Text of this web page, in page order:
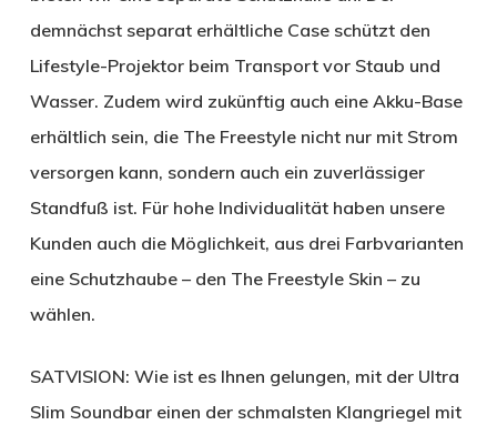
demnächst separat erhältliche Case schützt den
Lifestyle-Projektor beim Transport vor Staub und
Wasser. Zudem wird zukünftig auch eine Akku-Base
erhältlich sein, die The Freestyle nicht nur mit Strom
versorgen kann, sondern auch ein zuverlässiger
Standfuß ist. Für hohe Individualität haben unsere
Kunden auch die Möglichkeit, aus drei Farbvarianten
eine Schutzhaube – den The Freestyle Skin – zu
wählen.
SATVISION: Wie ist es Ihnen gelungen, mit der Ultra
Slim Soundbar einen der schmalsten Klangriegel mit